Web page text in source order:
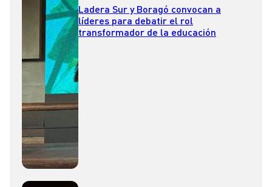
Ladera Sur y Boragó convocan a
líderes para debatir el rol
transformador de la educación